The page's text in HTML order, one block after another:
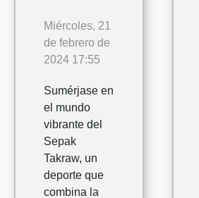
Miércoles, 21
de febrero de
2024 17:55
Sumérjase en
el mundo
vibrante del
Sepak
Takraw, un
deporte que
combina la